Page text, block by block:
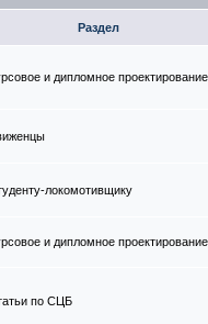
Раздел
и дипломное проектирование
локомотивщику
и дипломное проектирование
по СЦБ